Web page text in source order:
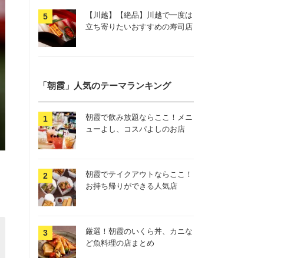
【川越】【絶品】川越で一度は
立ち寄りたいおすすめの寿司店
「朝霞」人気のテーマランキング
朝霞で飲み放題ならここ！メニ
ューよし、コスパよしのお店
朝霞でテイクアウトならここ！
お持ち帰りができる人気店
厳選！朝霞のいくら丼、カニな
ど魚料理の店まとめ